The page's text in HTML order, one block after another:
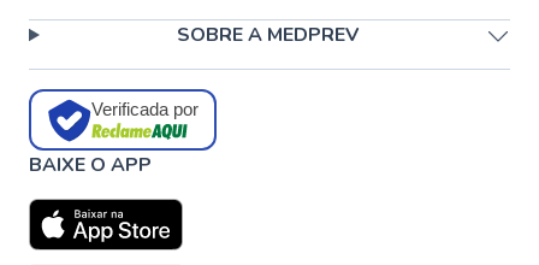
SOBRE A MEDPREV
Verificada por
BAIXE O APP